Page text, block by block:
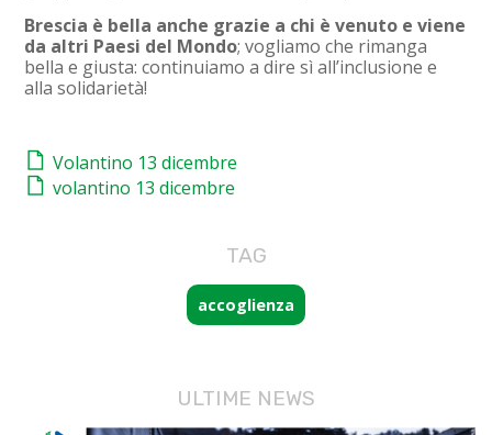
Brescia è bella anche grazie a chi è venuto e viene
da altri Paesi del Mondo; vogliamo che rimanga
bella e giusta: continuiamo a dire sì all’inclusione e
alla solidarietà!
Volantino 13 dicembre
volantino 13 dicembre
TAG
accoglienza
ULTIME NEWS